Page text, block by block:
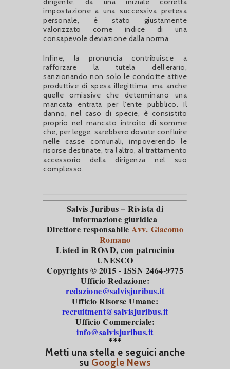
impostazione a una successiva pretesa
personale, è stato giustamente
valorizzato come indice di una
consapevole deviazione dalla norma.
Infine, la pronuncia contribuisce a
rafforzare la tutela dell’erario,
sanzionando non solo le condotte attive
produttive di spesa illegittima, ma anche
quelle omissive che determinano una
mancata entrata per l’ente pubblico. Il
danno, nel caso di specie, è consistito
proprio nel mancato introito di somme
che, per legge, sarebbero dovute confluire
nelle casse comunali, impoverendo le
risorse destinate, tra l’altro, al trattamento
accessorio della dirigenza nel suo
complesso.
Salvis Juribus – Rivista di
informazione giuridica
Direttore responsabileAvv. Giacomo
Romano
Listed in ROAD, con patrocinio
UNESCO
Copyrights © 2015 - ISSN 2464-9775
Ufficio Redazione:
redazione@salvisjuribus.it
Ufficio Risorse Umane:
recruitment@salvisjuribus.it
Ufficio Commerciale:
info@salvisjuribus.it
***
Metti una stella e seguici anche
su Google News